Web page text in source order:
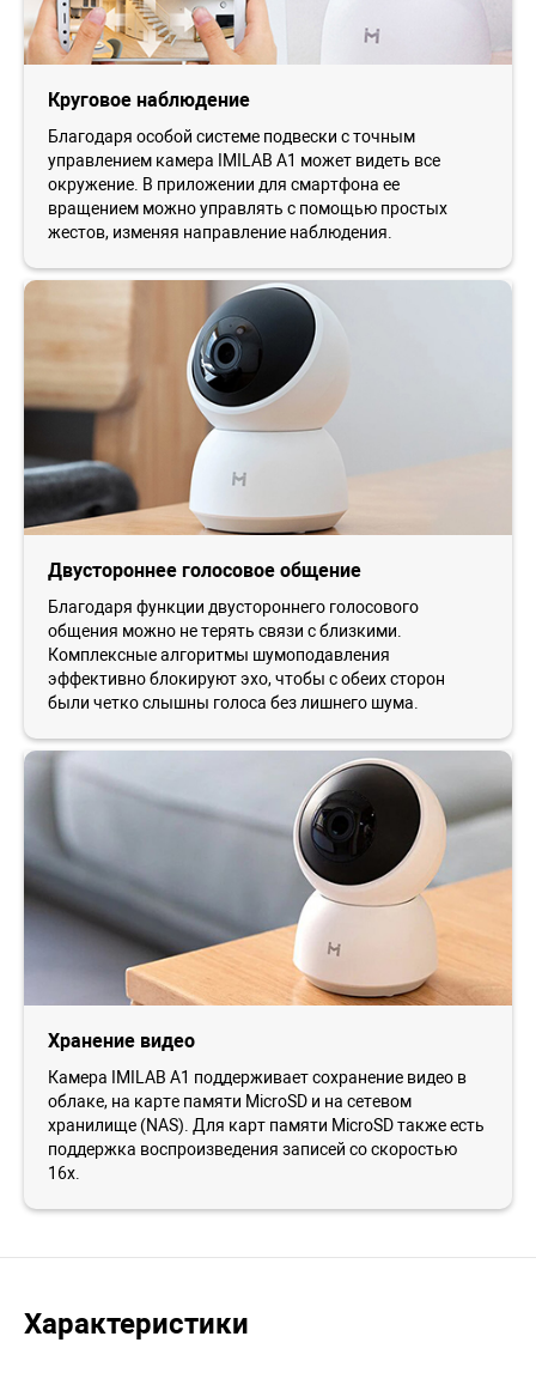
Круговое наблюдение
Благодаря особой системе подвески с точным
управлением камера IMILAB A1 может видеть все
окружение. В приложении для смартфона ее
вращением можно управлять с помощью простых
жестов, изменяя направление наблюдения.
Двустороннее голосовое общение
Благодаря функции двустороннего голосового
общения можно не терять связи с близкими.
Комплексные алгоритмы шумоподавления
эффективно блокируют эхо, чтобы с обеих сторон
были четко слышны голоса без лишнего шума.
Хранение видео
Камера IMILAB A1 поддерживает сохранение видео в
облаке, на карте памяти MicroSD и на сетевом
хранилище (NAS). Для карт памяти MicroSD также есть
поддержка воспроизведения записей со скоростью
16х.
Характеристики